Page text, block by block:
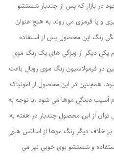
در بازار که پس از چندبار شستشو
و یا قرمزی می روند به هیچ عنوان
رنگ این محصول پس از استفاده
یکی دیگر از ویژگی های یک رنگ موی
در فرمولاسیون رنگ موی رویال باعث
همچنین در این محصول از آمونیاک
دیدگی موها می شود ،با توجه به
از این محصول چندبار در هفته به
بر خلاف دیگر رنگ موها از اسانس های
و شستشو بوی خوبی نیز می